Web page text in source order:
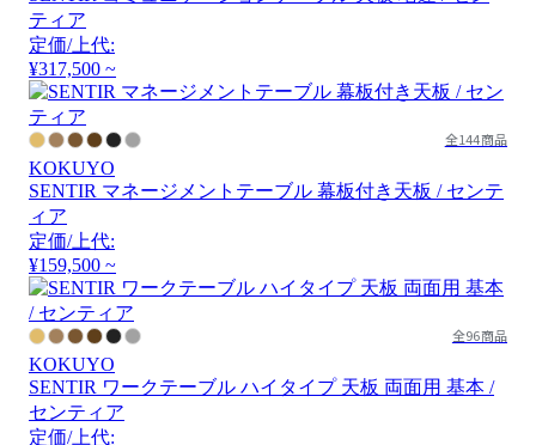
ティア
定価/上代:
¥317,500 ~
全144商品
KOKUYO
SENTIR マネージメントテーブル 幕板付き天板 / センテ
ィア
定価/上代:
¥159,500 ~
全96商品
KOKUYO
SENTIR ワークテーブル ハイタイプ 天板 両面用 基本 /
センティア
定価/上代: